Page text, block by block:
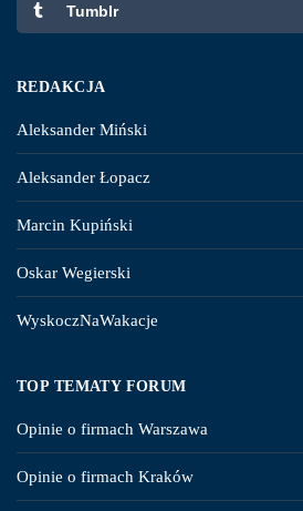
Tumblr
REDAKCJA
Aleksander Miński
Aleksander Łopacz
Marcin Kupiński
Oskar Wegierski
WyskoczNaWakacje
TOP TEMATY FORUM
Opinie o firmach Warszawa
Opinie o firmach Kraków